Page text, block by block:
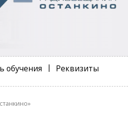
обучения Реквизиты